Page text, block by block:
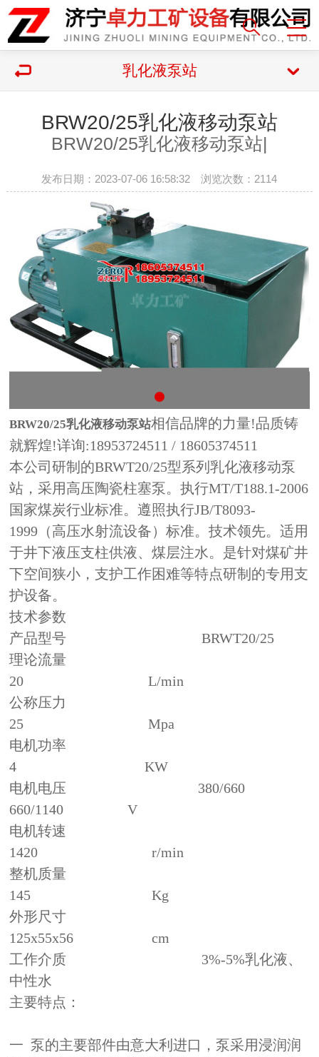
乳化液泵站
BRW20/25乳化液移动泵站
BRW20/25乳化液移动泵站|
发布日期：2023-07-06 16:58:32 浏览次数： 2114
BRW20/25乳化液移动泵站相信品牌的力量!品质铸
就辉煌!详询:18953724511 / 18605374511
本公司研制的BRWT20/25型系列乳化液移动泵
站，采用高压陶瓷柱塞泵。执行MT/T188.1-2006
国家煤炭行业标准。遵照执行JB/T8093-
1999（高压水射流设备）标准。技术领先。适用
于井下液压支柱供液、煤层注水。是针对煤矿井
下空间狭小，支护工作困难等特点研制的专用支
护设备。
技术参数
产品型号 BRWT20/25
理论流量
20 L/min
公称压力
25 Mpa
电机功率
4 KW
电机电压 380/660
660/1140 V
电机转速
1420 r/min
整机质量
145 Kg
外形尺寸
125x55x56 cm
工作介质 3%-5%乳化液、
中性水
主要特点：
一 泵的主要部件由意大利进口，泵采用浸润润